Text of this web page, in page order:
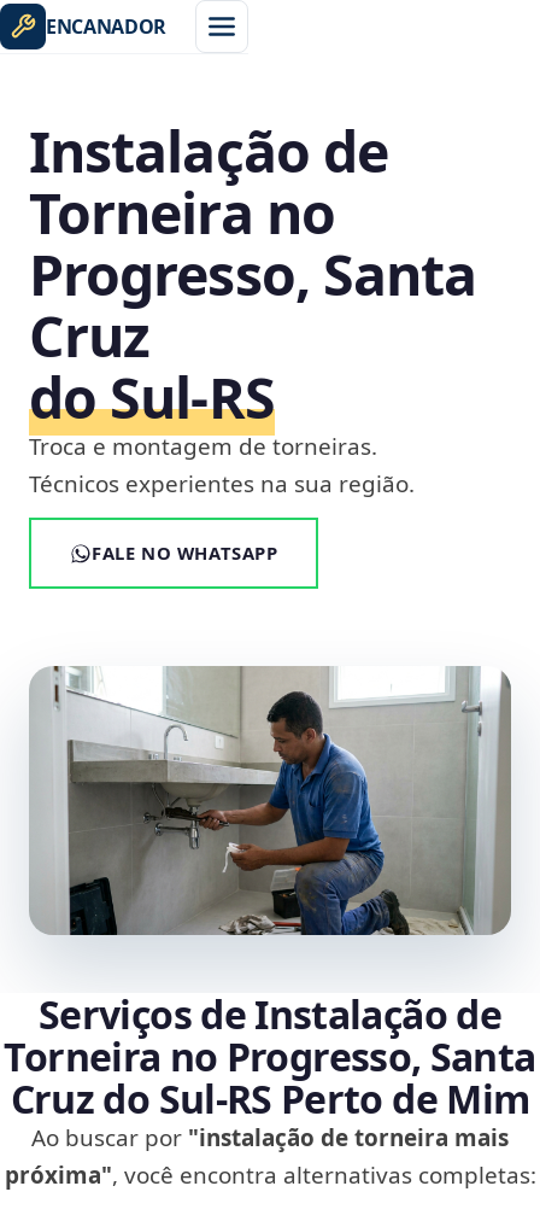
ENCANADOR
Instalação de
Torneira no
Progresso, Santa
Cruz
do Sul‑RS
Troca e montagem de torneiras.
Técnicos experientes na sua região.
FALE NO WHATSAPP
Serviços de Instalação de
Torneira no Progresso, Santa
Cruz do Sul‑RS Perto de Mim
Ao buscar por "instalação de torneira mais
próxima", você encontra alternativas completas: